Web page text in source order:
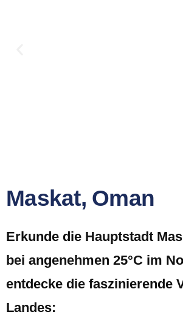
Maskat, Oman
Erkunde die Hauptstadt
bei angenehmen 25°C im
entdecke die faszinierende
Landes: